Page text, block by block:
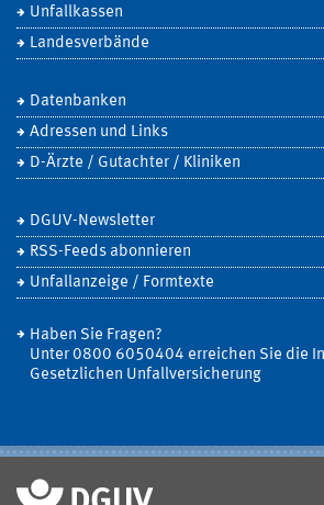
Unfallkassen
Landesverbände
Datenbanken
Adressen und Links
D-Ärzte / Gutachter / Kliniken
DGUV-Newsletter
RSS-Feeds abonnieren
Unfallanzeige / Formtexte
Haben Sie Fragen?
Unter 0800 6050404 erreichen Sie die
Gesetzlichen Unfallversicherung